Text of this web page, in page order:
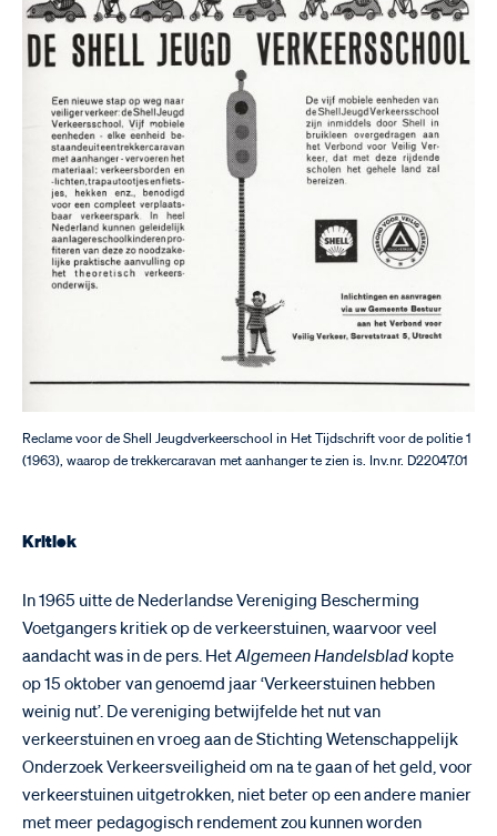
Reclame voor de Shell Jeugdverkeerschool in Het Tijdschrift voor de politie 1
(1963), waarop de trekkercaravan met aanhanger te zien is. Inv.nr. D22047.01
Kritiek
In 1965 uitte de Nederlandse Vereniging Bescherming
Voetgangers kritiek op de verkeerstuinen, waarvoor veel
aandacht was in de pers. Het Algemeen Handelsblad kopte
op 15 oktober van genoemd jaar ‘Verkeerstuinen hebben
weinig nut’. De vereniging betwijfelde het nut van
verkeerstuinen en vroeg aan de Stichting Wetenschappelijk
Onderzoek Verkeersveiligheid om na te gaan of het geld, voor
verkeerstuinen uitgetrokken, niet beter op een andere manier
met meer pedagogisch rendement zou kunnen worden